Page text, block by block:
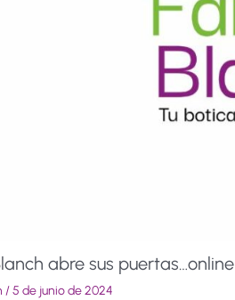
abre sus puertas…online
/5 de junio de 2024